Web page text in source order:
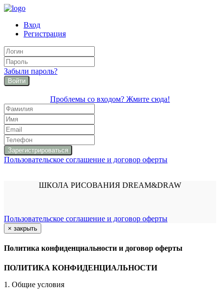
Вход
Регистрация
Забыли пароль?
Войти
Проблемы со входом? Жмите сюда!
Пользовательское соглашение и договор оферты
ШКОЛА РИСОВАНИЯ DREAM&DRAW
Пользовательское соглашение и договор оферты
× закрыть
Политика конфиденциальности и договор оферты
ПОЛИТИКА КОНФИДЕНЦИАЛЬНОСТИ
1. Общие условия